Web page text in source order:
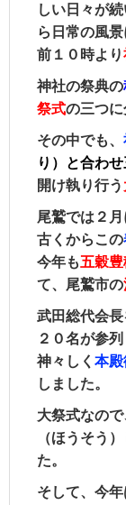
しい日々が
ら日常の風
前１０時より
神社の祭典の
祭式の三つに
その中でも、
り）と合わせ
開け執り行う
尾鷲では２
古くからこの
今年も五穀
て、尾鷲市の
武田総代会
２０名が参
神々しく 本
しました。
大祭式なので
（ほうそう
た。
そして、今年